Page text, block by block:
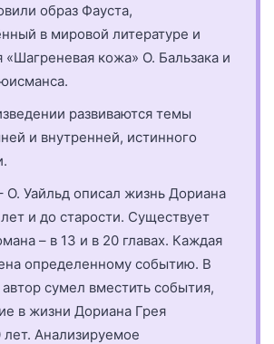
образ Фауста,
в мировой литературе и
«Шагреневая кожа» О. Бальзака и
развиваются темы
и внутренней, истинного
О. Уайльд описал жизнь Дориана
и до старости. Существует
– в 13 и в 20 главах. Каждая
определенному событию. В
сумел вместить события,
в жизни Дориана Грея
Анализируемое